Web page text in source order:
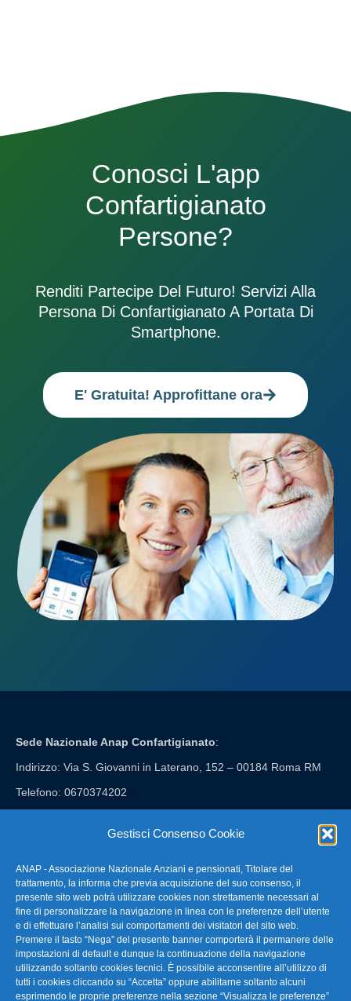
Gestisci Consenso Cookie
ANAP - Associazione Nazionale Anziani e pensionati, Titolare del
trattamento, la informa che previa acquisizione del suo consenso, il
presente sito web potrà utilizzare cookies non strettamente necessari al
fine di personalizzare la navigazione in linea con le preferenze dell’utente
e di effettuare l’analisi sui comportamenti dei visitatori del sito web.
Premere il tasto “Nega” del presente banner comporterà il permanere delle
impostazioni di default e dunque la continuazione della navigazione
utilizzando soltanto cookies tecnici. È possibile acconsentire all’utilizzo di
tutti i cookies cliccando su “Accetta” oppure abilitarne soltanto alcuni
esprimendo le proprie preferenze nella sezione “Visualizza le preferenze”
Conosci L'app
Confartigianato
Persone?
Renditi Partecipe Del Futuro! Servizi Alla
Persona Di Confartigianato A Portata Di
Smartphone.
E' Gratuita! Approfittane ora
Sede Nazionale Anap Confartigianato:
Indirizzo: Via S. Giovanni in Laterano, 152 – 00184 Roma RM
Telefono: 0670374202
FAQ – Domande Frequenti
La nostra Newsletter
Link Utili
TG Confartigianato